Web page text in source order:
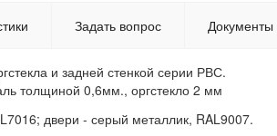
Задать вопрос Документы
и задней стенкой серии РВС.
толщиной 0,6мм., оргстекло 2 мм
двери - серый металлик, RAL9007.